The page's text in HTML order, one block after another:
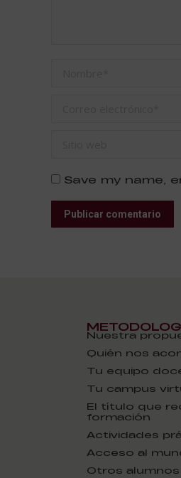
Save my name,
Publicar comentario
Nuestra
Quién nos
Tu equipo
Tu campus
El título que
formación
Actividades
Acceso al
Otros